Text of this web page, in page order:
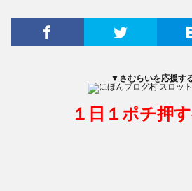
▼さむらいを応援す
１日１ポチ押